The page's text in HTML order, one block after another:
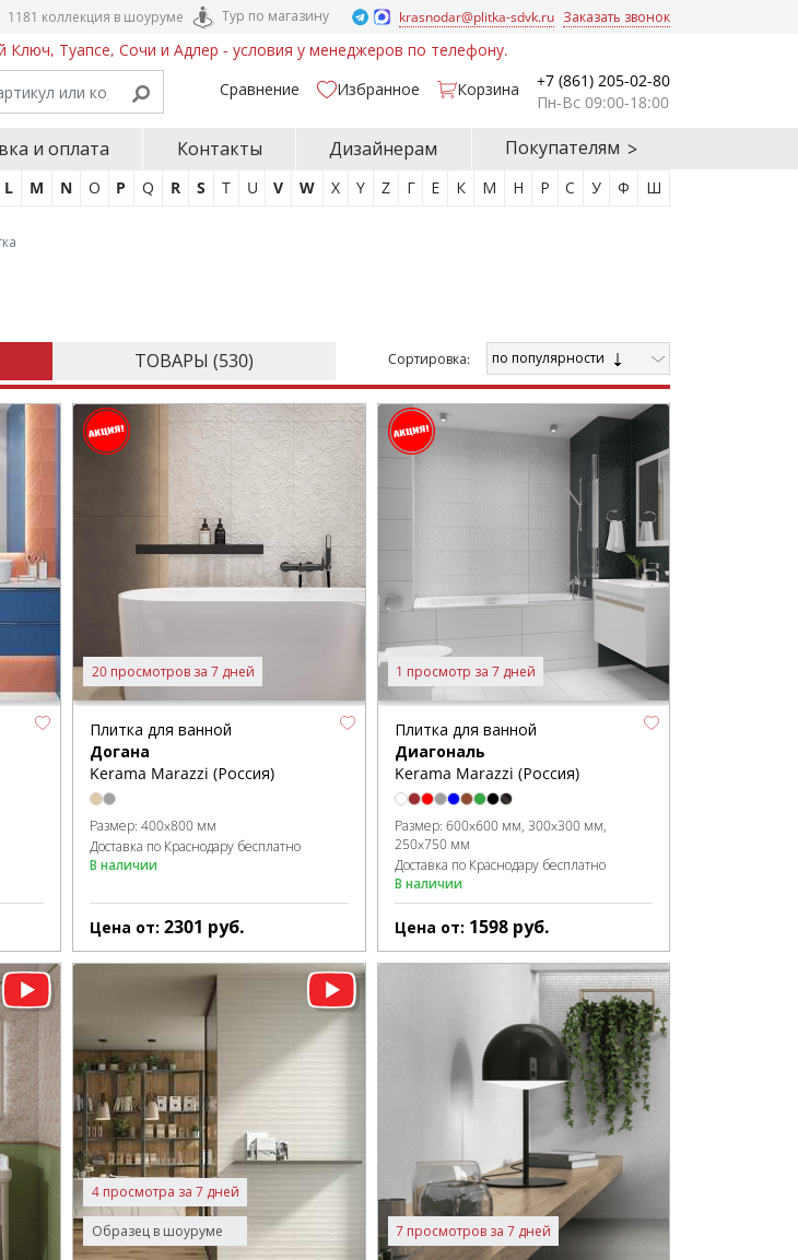
1181 коллекция в шоуруме Тур по магазину krasnodar@plitka-sdvk.ru Заказать звонок
Ключ, Туапсе, Сочи и Адлер - условия у менеджеров по телефону.
Сравнение Избранное Корзина
+7 (861) 205-02-80
Пн-Вс 09:00-18:00
и оплата Контакты Дизайнерам Покупателям
L M N O P Q R S T U V W X Y Z Г Е К М Н Р С У Ф Ш
ТОВАРЫ (530) Cортировка: по популярности
20 просмотров за 7 дней
Плитка для ванной
Догана
Kerama Marazzi (Россия)
Размер:400x800 мм
Доставка по Краснодару бесплатно
В наличии
Цена от:2301 руб.
1 просмотр за 7 дней
Плитка для ванной
Диагональ
Kerama Marazzi (Россия)
Размер: 600x600 мм 300x300 мм
250x750 мм
Доставка по Краснодару бесплатно
В наличии
Цена от: 1598 руб.
Образец в шоуруме
4 просмотра за 7 дней
7 просмотров за 7 дней